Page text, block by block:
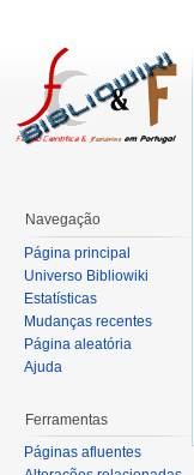
Navegação
Página principal
Universo Bibliowiki
Estatísticas
Mudanças recentes
Página aleatória
Ajuda
Ferramentas
Páginas afluentes